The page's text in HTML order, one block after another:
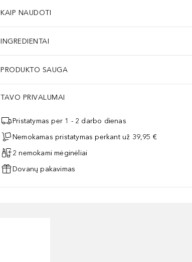
KAIP NAUDOTI
INGREDIENTAI
PRODUKTO SAUGA
TAVO PRIVALUMAI
Pristatymas per 1 - 2 darbo dienas
Nemokamas pristatymas perkant už 39,95 €
2 nemokami mėginėliai
Dovanų pakavimas